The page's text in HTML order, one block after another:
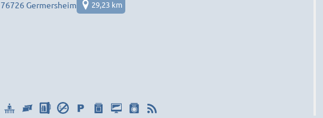
76726 Germersheim 29,23 km